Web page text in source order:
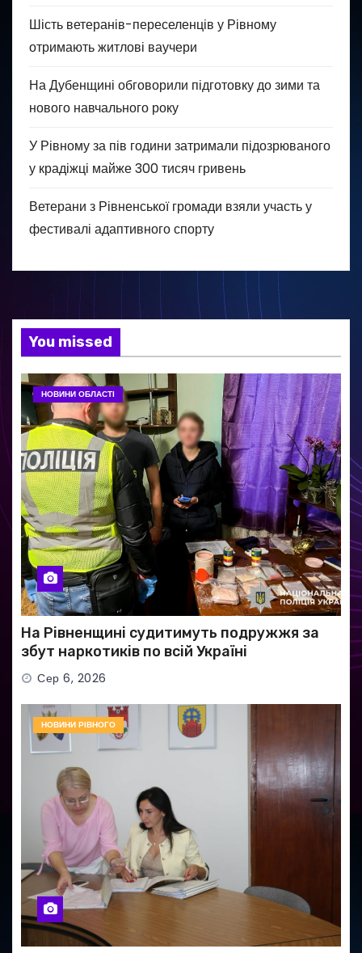
Шість ветеранів-переселенців у Рівному
отримають житлові ваучери
На Дубенщині обговорили підготовку до зими та
нового навчального року
У Рівному за пів години затримали підозрюваного
у крадіжці майже 300 тисяч гривень
Ветерани з Рівненської громади взяли участь у
фестивалі адаптивного спорту
You missed
НОВИНИ ОБЛАСТІ
На Рівненщині судитимуть подружжя за
збут наркотиків по всій Україні
Сер 6, 2026
НОВИНИ РІВНОГО